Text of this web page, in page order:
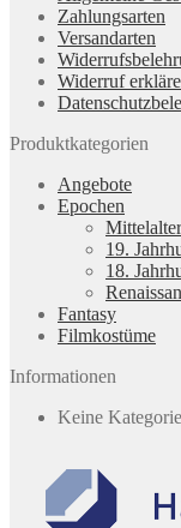
Zahlungsarten
Versandarten
Widerruf
Produktkategorien
Angebote
Epochen
Mittelalter
19.
18.
Fantasy
Filmkostüme
Informationen
Keine